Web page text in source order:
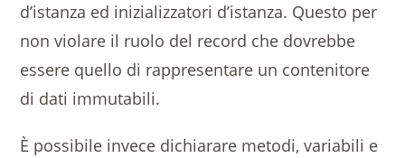
d’istanza ed inizializzatori d’istanza. Questo per
non violare il ruolo del record che dovrebbe
essere quello di rappresentare un contenitore
di dati immutabili.
È possibile invece dichiarare metodi, variabili e